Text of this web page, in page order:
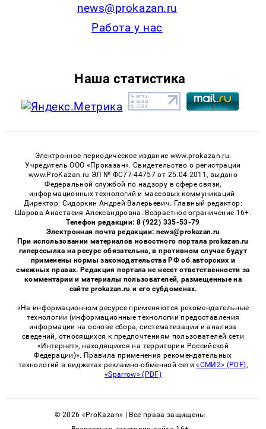
news@prokazan.ru
Работа у нас
Наша статистика
Электронное периодическое издание www.prokazan.ru.
Учредитель ООО «Проказан». Cвидетельство о регистрации
www.ProKazan.ru ЭЛ № ФС77-44757 от 25.04.2011, выдано
Федеральной службой по надзору в сфере связи,
информационных технологий и массовых коммуникаций.
Директор: Сидоркин Андрей Валерьевич. Главный редактор:
Шарова Анастасия Александровна. Возрастное ограничение 16+.
Телефон редакции: 8 (922) 335-53-79
Электронная почта редакции: news@prokazan.ru
При использовании материалов новостного портала prokazan.ru
гиперссылка на ресурс обязательна, в противном случае будут
применены нормы законодательства РФ об авторских и
смежных правах. Редакция портала не несет ответственности за
комментарии и материалы пользователей, размещенные на
сайте prokazan.ru и его субдоменах.
«На информационном ресурсе применяются рекомендательные
технологии (информационные технологии предоставления
информации на основе сбора, систематизации и анализа
сведений, относящихся к предпочтениям пользователей сети
«Интернет», находящихся на территории Российской
Федерации)». Правила применения рекомендательных
технологий в виджетах рекламно-обменной сети«СМИ2» (PDF),
«Sparrow» (PDF)
© 2026 «ProKazan» | Все права защищены